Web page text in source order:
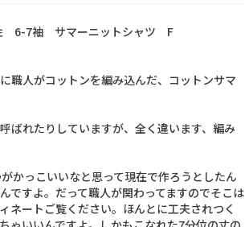
6-7袖 サマーニッ トシャツ
F
に職人がコ ッ ト ンを編み込んだ、 コ ッ ト ンサマ
呼ばれたり していますが、 全く 違います、 編み
がかっ こいいなと思って現在で作ろ う と したん
んですよ。 だって職人が関わってますのでそこは
ィ ネー ト ご覧く ださい。 ほんとに工夫されつく